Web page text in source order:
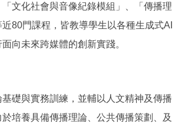
文化社會與音像紀錄模組」、「傳播理
80門課程，皆教導學生以各種生成式AI
向未來跨媒體的創新實踐。
礎與實務訓練，並輔以人文精神及傳播
培養具備傳播理論、公共傳播策劃、及